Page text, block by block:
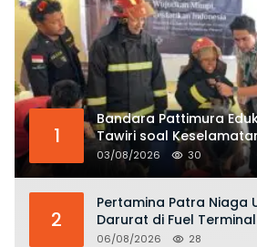
1
Bandara Pattimura
Tawiri soal
dan Bahaya Bermain
KKOP
03/08/2026 30
2
Pertamina Patra Niaga
Darurat di Fuel
Risiko Kebakaran dan
06/08/2026 28